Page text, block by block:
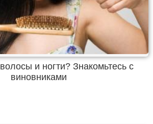
и ногти? Знакомьтесь с
виновниками